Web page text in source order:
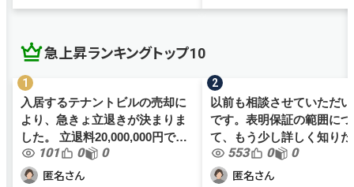
急上昇ランキングトップ10
入居するテナントビルの売却に
より、急きょ立退きが決まりま
した。 立退料20,000,000円で間
も無く契約となりますが、当社
の規模においては大金の為、正
101 0 0
匿名さん
以前も相談させていただ
です。表明保証の範囲に
て、もう少し詳しく知り
再度投稿します。 名古屋市内で
イタリアンレストラン2店
553 0 0
匿名さん